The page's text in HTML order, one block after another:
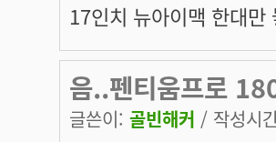
17인치 뉴아이맥 한대
음..펜티움프로
글쓴이: 골빈해커 / 작성시